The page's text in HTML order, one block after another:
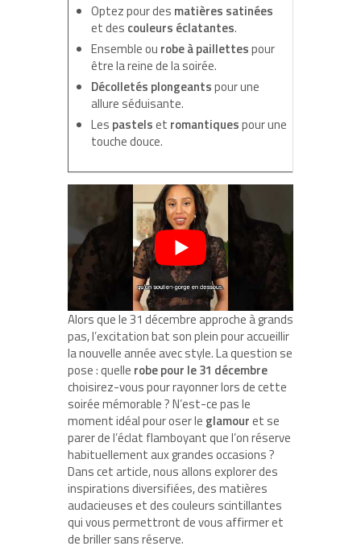
Optez pour des matières satinées
et des couleurs éclatantes.
Ensemble ou robe à paillettespour
être la reine de la soirée.
Décolletés plongeantspour une
allure séduisante.
Les pastelset romantiquespour une
touche douce.
Alors que le 31 décembre approche à grands
pas, l’excitation bat son plein pour accueillir
la nouvelle année avec style. La question se
pose : quelle robe pour le 31 décembre
choisirez-vous pour rayonner lors de cette
soirée mémorable ? N’est-ce pas le
moment idéal pour oser le glamouret se
parer de l’éclat flamboyant que l’on réserve
habituellement aux grandes occasions ?
Dans cet article, nous allons explorer des
inspirations diversifiées, des matières
audacieuses et des couleurs scintillantes
qui vous permettront de vous affirmer et
de briller sans réserve.